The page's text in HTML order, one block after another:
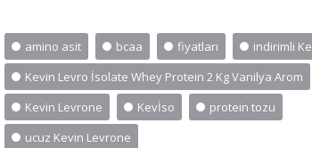
amino asit bcaa fiyatları
indirimli
Kevin Levro İsolate Whey Protein 2 Kg Vanilya Arom
Kevin Levrone
Kevİso
protein tozu
ucuz Kevin Levrone